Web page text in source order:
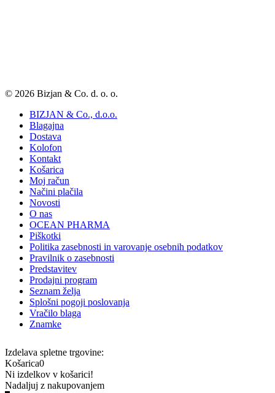
© 2026 Bizjan & Co. d. o. o.
BIZJAN & Co., d.o.o.
Blagajna
Dostava
Kolofon
Kontakt
Košarica
Moj račun
Načini plačila
Novosti
O nas
OCEAN PHARMA
Piškotki
Politika zasebnosti in varovanje osebnih podatkov
Pravilnik o zasebnosti
Predstavitev
Prodajni program
Seznam želja
Splošni pogoji poslovanja
Vračilo blaga
Znamke
Izdelava spletne trgovine:
Košarica0
Ni izdelkov v košarici!
Nadaljuj z nakupovanjem